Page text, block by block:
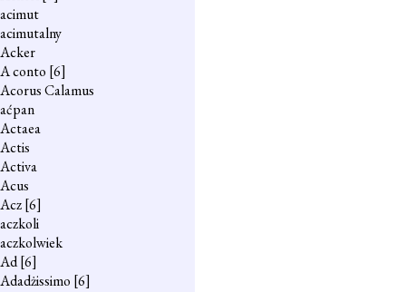
acimut
acimutalny
Acker
A conto [6]
Acorus Calamus
aćpan
Actaea
Actis
Activa
Acus
Acz[6]
aczkoli
aczkolwiek
Ad[6]
Adadżissimo [6]